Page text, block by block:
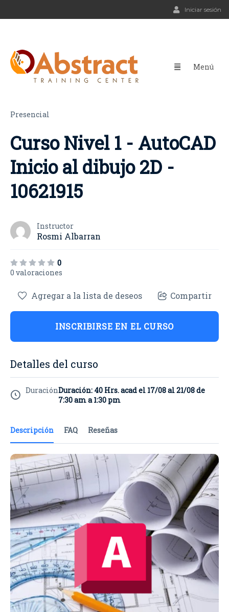
Iniciar sesión
Presencial
Curso Nivel 1 - AutoCAD
Inicio al dibujo 2D -
10621915
Instructor
Rosmi Albarran
0
0 valoraciones
Descripción FAQ Reseñas
Agregar a la lista de deseos Compartir
INSCRIBIRSE EN EL CURSO
Detalles del curso
DuraciónDuración: 40 Hrs. acad el 17/08 al 21/08 de
7:30 am a 1:30 pm